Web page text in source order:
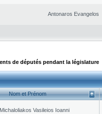
Antonaros Evangelos
de députés pendant la législature
Nom et Prénom
Michaloliakos Vasileios Ioanni